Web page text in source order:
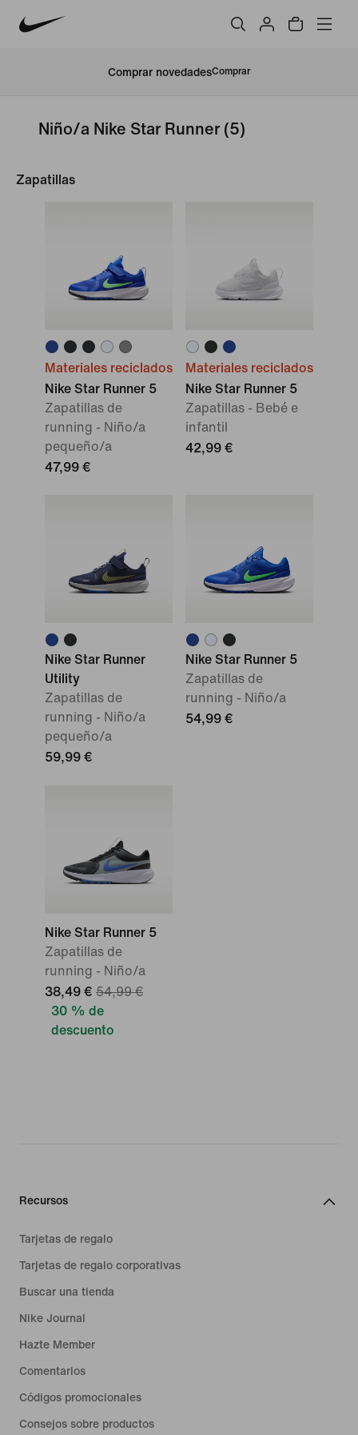
Comprar novedadesComprar
Niño/a Nike Star Runner (5)
Zapatillas
Materiales reciclados
Nike Star Runner 5
Zapatillas de
running - Niño/a
pequeño/a
47,99 €
Materiales reciclados
Nike Star Runner 5
Zapatillas - Bebé e
infantil
42,99 €
Nike Star Runner
Utility
Zapatillas de
running - Niño/a
pequeño/a
59,99 €
Nike Star Runner 5
Zapatillas de
running - Niño/a
54,99 €
Nike Star Runner 5
Zapatillas de
running - Niño/a
38,49 € 54,99 €
30 % de
descuento
Recursos
Tarjetas de regalo
Tarjetas de regalo corporativas
Buscar una tienda
Nike Journal
Hazte Member
Comentarios
Códigos promocionales
Consejos sobre productos